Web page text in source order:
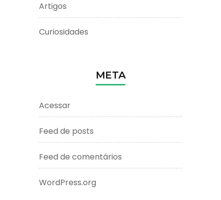
Artigos
Curiosidades
META
Acessar
Feed de posts
Feed de comentários
WordPress.org